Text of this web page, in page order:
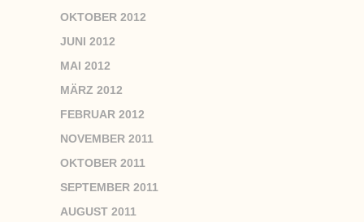
OKTOBER 2012
JUNI 2012
MAI 2012
MÄRZ 2012
FEBRUAR 2012
NOVEMBER 2011
OKTOBER 2011
SEPTEMBER 2011
AUGUST 2011